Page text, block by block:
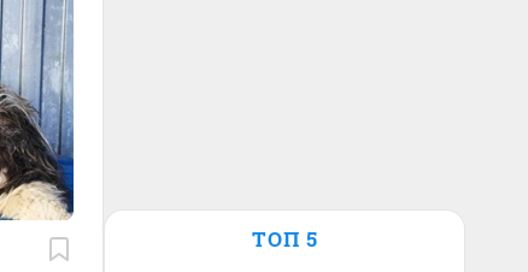
ТОП 5